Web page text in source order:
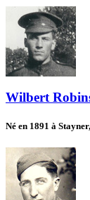
Wilbert
Né en 1891 à